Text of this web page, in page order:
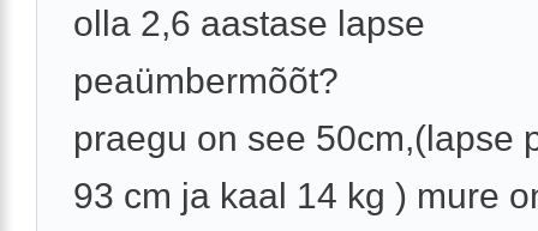
olla 2,6 aastase lapse
peaümbermõõt?
praegu on see 50cm,(lapse
93 cm ja kaal 14 kg ) mure